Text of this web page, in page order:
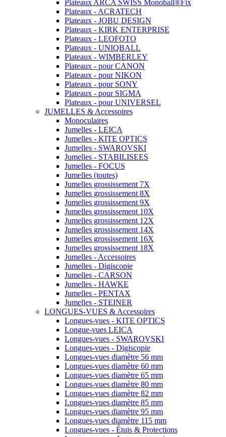
Plateaux ARCA SWISS Monoball®Fix
Plateaux - ACRATECH
Plateaux - JOBU DESIGN
Plateaux - KIRK ENTERPRISE
Plateaux - LEOFOTO
Plateaux - UNIQBALL
Plateaux - WIMBERLEY
Plateaux - pour CANON
Plateaux - pour NIKON
Plateaux - pour SONY
Plateaux - pour SIGMA
Plateaux - pour UNIVERSEL
JUMELLES & Accessoires
Monoculaires
Jumelles - LEICA
Jumelles - KITE OPTICS
Jumelles - SWAROVSKI
Jumelles - STABILISEES
Jumelles - FOCUS
Jumelles (toutes)
Jumelles grossissement 7X
Jumelles grossissement 8X
Jumelles grossissement 9X
Jumelles grossissement 10X
Jumelles grossissement 12X
Jumelles grossissement 14X
Jumelles grossissement 16X
Jumelles grossissement 18X
Jumelles - Accessoires
Jumelles - Digiscopie
Jumelles - CARSON
Jumelles - HAWKE
Jumelles - PENTAX
Jumelles - STEINER
LONGUES-VUES & Accessoires
Longues-vues - KITE OPTICS
Longue-vues LEICA
Longues-vues - SWAROVSKI
Longues-vues - Digiscopie
Longues-vues diamètre 56 mm
Longues-vues diamètre 60 mm
Longues-vues diamètre 65 mm
Longues-vues diamètre 80 mm
Longues-vues diamètre 82 mm
Longues-vues diamètre 85 mm
Longues-vues diamètre 95 mm
Longues-vues diamètre 115 mm
Longues-vues - Étuis & Protections